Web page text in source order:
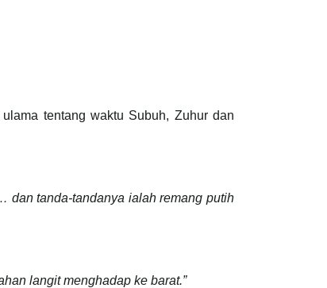
tentang waktu Subuh, Zuhur dan
dan tanda-tandanya ialah remang putih
langit menghadap ke barat.”